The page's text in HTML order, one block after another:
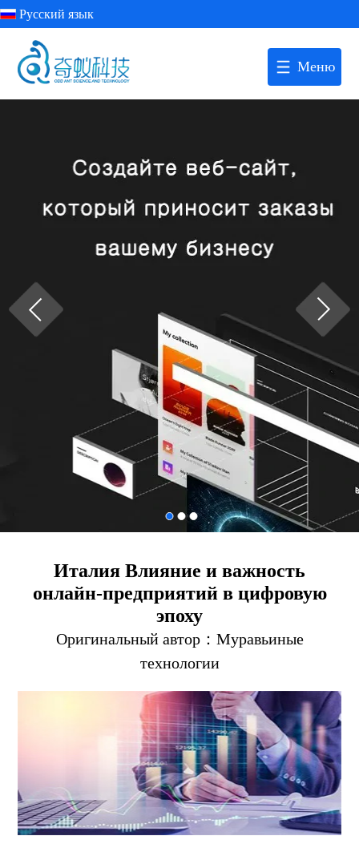
Русский язык
Меню
Италия Влияние и важность
онлайн-предприятий в цифровую
эпоху
Оригинальный автор： Муравьиные
технологии